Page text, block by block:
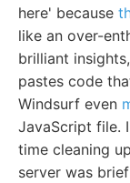
here' because
like an over-
brilliant
pastes code
Windsurf even
JavaScript file.
time cleaning
server was